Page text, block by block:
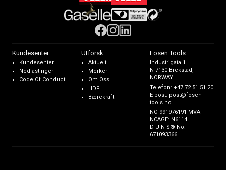
Kundesenter
Kundesenter
Nedlastinger
Code Of Conduct
Utforsk
Aktuelt
Merker
Om Oss
HDFI
Bærekraft
Fosen Tools
Industrigata 1
N-7130 Brekstad,
NORWAY
Telefon:+47 72 51 51 20
E-post: post@fosen-
tools.no
NO 991976191 MVA
NCAGE: N6114
D-U-N-S®-No:
671093366